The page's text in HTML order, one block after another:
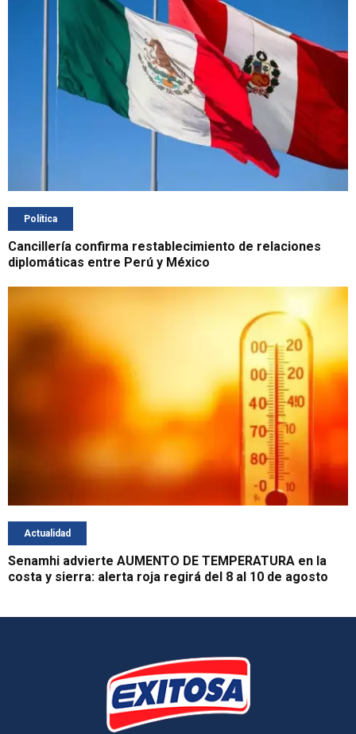
Política
Cancillería confirma restablecimiento de relaciones
diplomáticas entre Perú y México
Actualidad
Senamhi advierte AUMENTO DE TEMPERATURA en la
costa y sierra: alerta roja regirá del 8 al 10 de agosto